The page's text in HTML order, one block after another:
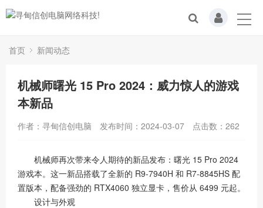
首页 新闻动态
机械师曙光 15 Pro 2024：威力惊人的游戏
本新品
作者：寻甸信创电脑 发布时间：2024-03-07 点击数： 262
机械师再次带来令人期待的新品发布：曙光 15 Pro 2024
游戏本。这一新品搭载了全新的 R9-7940H 和 R7-8845HS 配
置版本，配备强劲的 RTX4060 独立显卡，售价从 6499 元起。
设计与外观